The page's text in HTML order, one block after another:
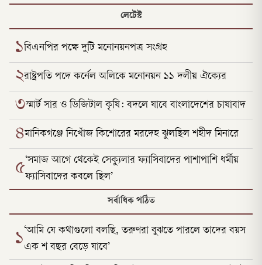
লেটেস্ট
১বিএনপির পক্ষে দুটি মনোনয়নপত্র সংগ্রহ
২রাষ্ট্রপতি পদে কর্নেল অলিকে মনোনয়ন ১১ দলীয় ঐক্যের
৩স্মার্ট সার ও ডিজিটাল কৃষি: বদলে যাবে বাংলাদেশের চাষাবাদ
৪মানিকগঞ্জে নিখোঁজ কিশোরের মরদেহ ঝুলছিল শহীদ মিনারে
৫‘সমাজ আগে থেকেই সেক্যুলার ফ্যাসিবাদের পাশাপাশি ধর্মীয়
ফ্যাসিবাদের কবলে ছিল’
সর্বাধিক পঠিত
১‘আমি যে কথাগুলো বলছি, তরুণরা বুঝতে পারলে তাদের বয়স
এক শ বছর বেড়ে যাবে’